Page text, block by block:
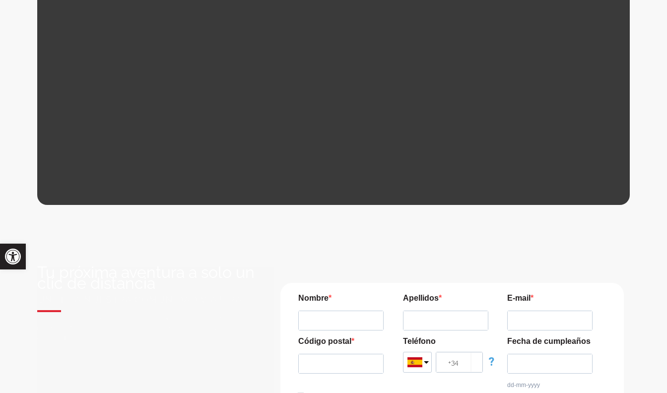
Nombre Apellidos E-mail
Código postal Teléfono
?
Fecha de cumpleaños
dd-mm-yyyy